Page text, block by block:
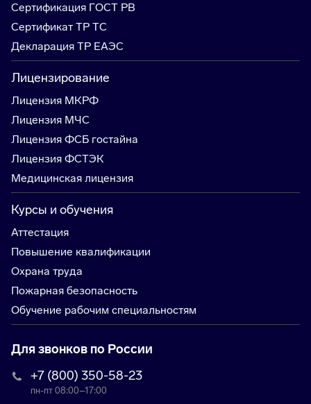
Сертификация ГОСТ РВ
Сертификат ТР ТС
Декларация ТР ЕАЭС
Лицензирование
Лицензия МКРФ
Лицензия МЧС
Лицензия ФСБ гостайна
Лицензия ФСТЭК
Медицинская лицензия
Курсы и обучения
Аттестация
Повышение квалификации
Охрана труда
Пожарная безопасность
Обучение рабочим специальностям
Для звонков по России
+7 (800) 350-58-23
пн-пт 08:00–17:00